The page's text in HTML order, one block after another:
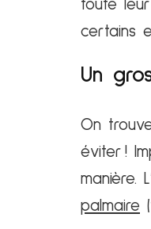
toute
certains
Un
On
éviter !
manière.
palmaire